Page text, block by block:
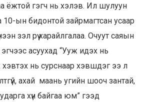
ёжтой гэгч нь хэлэв. Ил шулуун
10-ын бидонтой зайрмагтсан усаар
зэл рүү харайлгалаа. Очуут саяын
асуухад “Ууж идэх нь
нь сурснаар хэвшдэг ээ л
ахай маань угийн шооч зантай,
хүн байгаа юм” гээд